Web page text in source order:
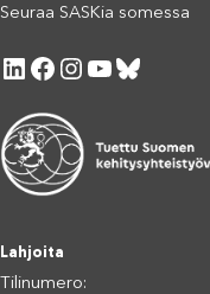
Seuraa SASKia somessa
LinkedIn Facebook Instagram YouTube Bluesky
Lahjoita
Tilinumero: